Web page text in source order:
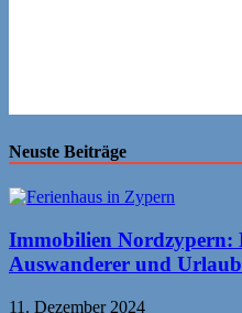
Neuste Beiträge
Immobilien
Auswanderer und
11. Dezember 2024